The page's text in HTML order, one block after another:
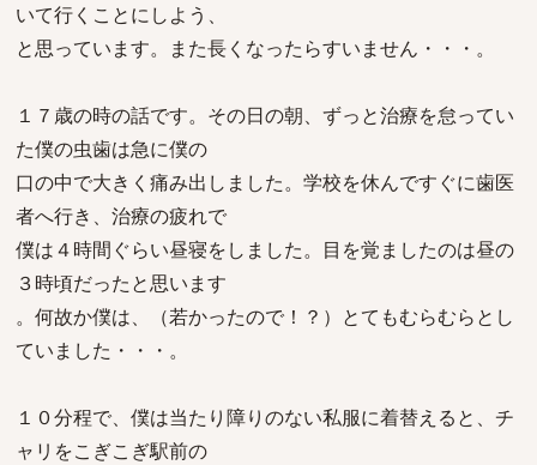
いて行くことにしよう、
と思っています。また長くなったらすいません・・・。
１７歳の時の話です。その日の朝、ずっと治療を怠ってい
た僕の虫歯は急に僕の
口の中で大きく痛み出しました。学校を休んですぐに歯医
者へ行き、治療の疲れで
僕は４時間ぐらい昼寝をしました。目を覚ましたのは昼の
３時頃だったと思います
。何故か僕は、（若かったので！？）とてもむらむらとし
ていました・・・。
１０分程で、僕は当たり障りのない私服に着替えると、チ
ャリをこぎこぎ駅前の